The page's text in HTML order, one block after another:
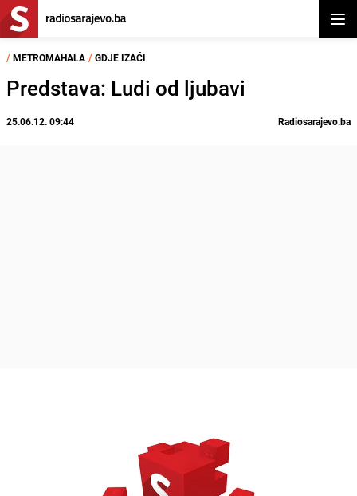
/ METROMAHALA / GDJE IZAĆI
Predstava: Ludi od ljubavi
25.06.12. 09:44 Radiosarajevo.ba